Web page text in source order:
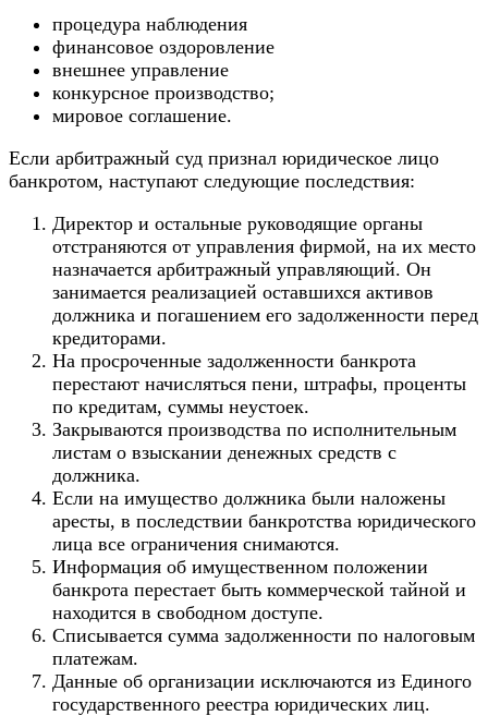
процедура наблюдения
финансовое оздоровление
внешнее управление
конкурсное производство;
мировое соглашение.
Если арбитражный суд признал юридическое лицо
банкротом, наступают следующие последствия:
Директор и остальные руководящие органы
отстраняются от управления фирмой, на их место
назначается арбитражный управляющий. Он
занимается реализацией оставшихся активов
должника и погашением его задолженности перед
кредиторами.
На просроченные задолженности банкрота
перестают начисляться пени, штрафы, проценты
по кредитам, суммы неустоек.
Закрываются производства по исполнительным
листам о взыскании денежных средств с
должника.
Если на имущество должника были наложены
аресты, в последствии банкротства юридического
лица все ограничения снимаются.
Информация об имущественном положении
банкрота перестает быть коммерческой тайной и
находится в свободном доступе.
Списывается сумма задолженности по налоговым
платежам.
Данные об организации исключаются из Единого
государственного реестра юридических лиц.